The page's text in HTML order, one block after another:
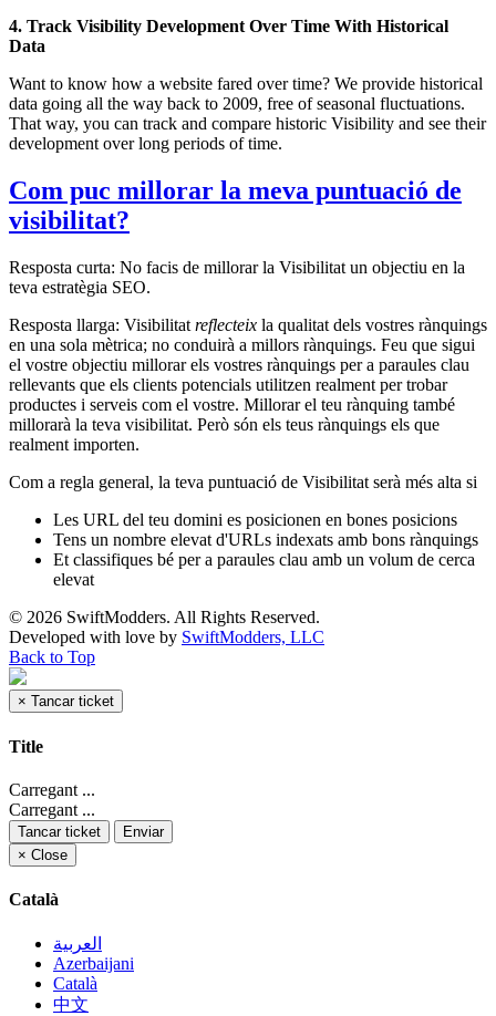
4. Track Visibility Development Over Time With Historical
Data
Want to know how a website fared over time? We provide historical
data going all the way back to 2009, free of seasonal fluctuations.
That way, you can track and compare historic Visibility and see their
development over long periods of time.
Com puc millorar la meva puntuació de
visibilitat?
Resposta curta: No facis de millorar la Visibilitat un objectiu en la
teva estratègia SEO.
Resposta llarga: Visibilitat reflecteix la qualitat dels vostres rànquings
en una sola mètrica; no conduirà a millors rànquings. Feu que sigui
el vostre objectiu millorar els vostres rànquings per a paraules clau
rellevants que els clients potencials utilitzen realment per trobar
productes i serveis com el vostre. Millorar el teu rànquing també
millorarà la teva visibilitat. Però són els teus rànquings els que
realment importen.
Com a regla general, la teva puntuació de Visibilitat serà més alta si
Les URL del teu domini es posicionen en bones posicions
Tens un nombre elevat d'URLs indexats amb bons rànquings
Et classifiques bé per a paraules clau amb un volum de cerca
elevat
© 2026 SwiftModders. All Rights Reserved.
Developed with love by SwiftModders, LLC
Back to Top
× Tancar ticket
Title
Carregant ...
Carregant ...
Tancar ticket
Enviar
× Close
Català
العربية
Azerbaijani
Català
中文